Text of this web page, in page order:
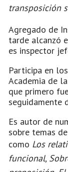
transposición
Agregado de
tarde alcanzó
es inspector
Participa en
Academia de
que primero
seguidamente
Es autor de
sobre temas
como Los
funcional,